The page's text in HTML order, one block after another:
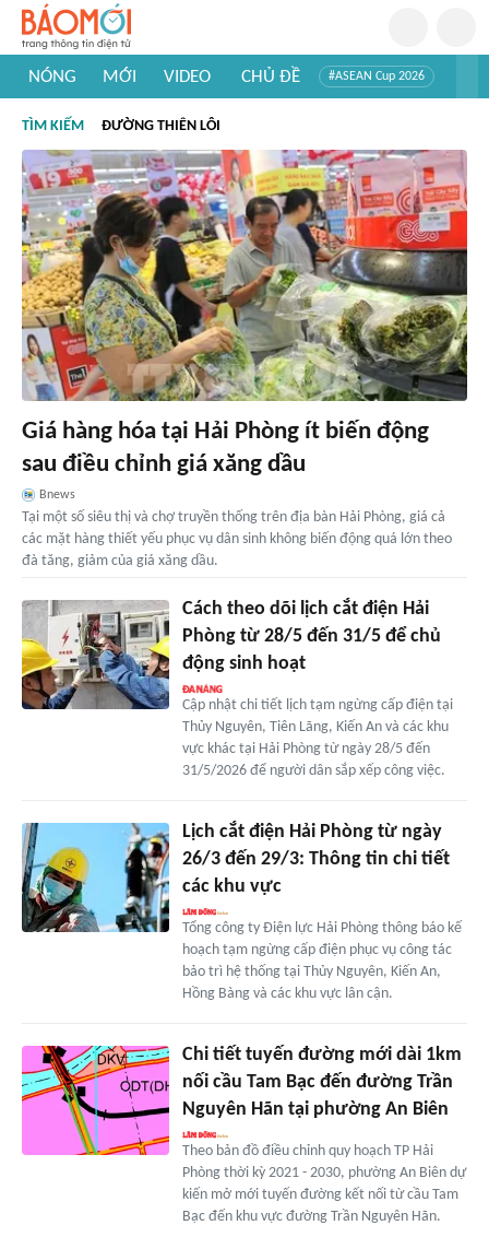
NÓNG MỚI VIDEO CHỦ ĐỀ #ASEAN Cup 2026
#Khám phá thế giới
TÌM KIẾM ĐƯỜNG THIÊN LÔI
Giá hàng hóa tại Hải Phòng ít biến động
sau điều chỉnh giá xăng dầu
Bnews
Tại một số siêu thị và chợ truyền thống trên địa bàn Hải Phòng, giá cả
các mặt hàng thiết yếu phục vụ dân sinh không biến động quá lớn theo
đà tăng, giảm của giá xăng dầu.
Cách theo dõi lịch cắt điện Hải
Phòng từ 28/5 đến 31/5 để chủ
động sinh hoạt
Cập nhật chi tiết lịch tạm ngừng cấp điện tại
Thủy Nguyên, Tiên Lãng, Kiến An và các khu
vực khác tại Hải Phòng từ ngày 28/5 đến
31/5/2026 để người dân sắp xếp công việc.
Lịch cắt điện Hải Phòng từ ngày
26/3 đến 29/3: Thông tin chi tiết
các khu vực
Tổng công ty Điện lực Hải Phòng thông báo kế
hoạch tạm ngừng cấp điện phục vụ công tác
bảo trì hệ thống tại Thủy Nguyên, Kiến An,
Hồng Bàng và các khu vực lân cận.
Chi tiết tuyến đường mới dài 1km
nối cầu Tam Bạc đến đường Trần
Nguyên Hãn tại phường An Biên
Theo bản đồ điều chỉnh quy hoạch TP Hải
Phòng thời kỳ 2021 - 2030, phường An Biên dự
kiến mở mới tuyến đường kết nối từ cầu Tam
Bạc đến khu vực đường Trần Nguyên Hãn.